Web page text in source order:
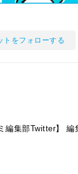
トをフォローする
編集部Twitter】
編